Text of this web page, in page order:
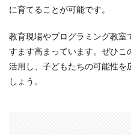
に育てることが可能です。
教育現場やプログラミング教室
すます高まっています。ぜひこ
活用し、子どもたちの可能性を
しょう。